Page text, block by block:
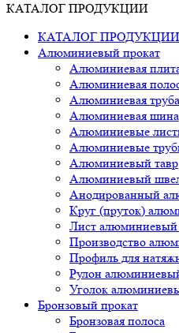
КАТАЛОГ ПРОДУКЦИИ
КАТАЛОГ ПРОДУКЦИИ
Алюминиевый прокат
Алюминиевая
Алюминиевая
Алюминиевая труба
Алюминиевая шина
Алюминиевые
Алюминиевые
Алюминиевый тавр
Алюминиевый
Анодированный
Круг (пруток)
Лист
Производство
Профиль для
Рулон
Уголок
Бронзовый прокат
Бронзовая полоса